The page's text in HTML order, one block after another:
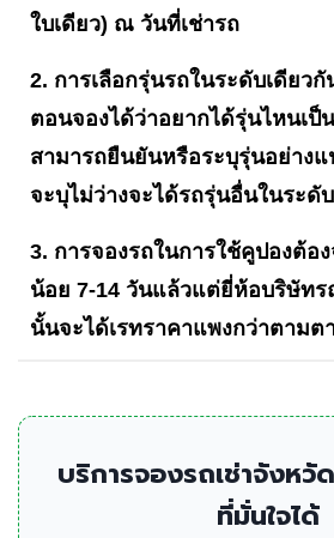
ใบเดียว) ณ วันที่เช่ารถ
2. การเลือกรุ่นรถในระดับเดียว
ตอนจองได้ว่าอยากได้รุ่นไหนเป็
สามารถยืนยันหรือระบุรุ่นอย่าง
จะบุไม่ว่างจะได้รถรุ่นอื่นในระดั
3. การจองรถในการใช้คูปองต้อ
น้อย 7-14 วันแล้วแต่ยี่ห้อบริษัทร
นั้นจะได้เรทราคาแพงกว่าตามต
บริการจองรถเช่าจังหวั
ที่มั่นใจได้